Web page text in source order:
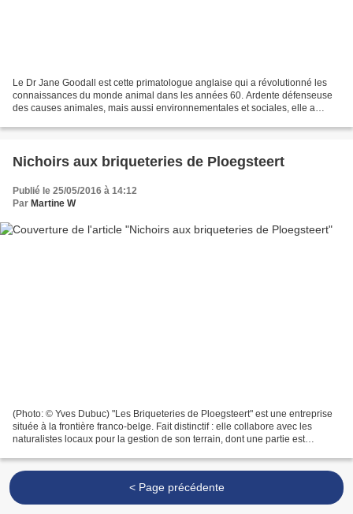
Le Dr Jane Goodall est cette primatologue anglaise qui a révolutionné les
connaissances du monde animal dans les années 60. Ardente défenseuse
des causes animales, mais aussi environnementales et sociales, elle a
Nichoirs aux briqueteries de Ploegsteert
Publié le 25/05/2016 à 14:12
Par Martine W
(Photo: © Yves Dubuc) "Les Briqueteries de Ploegsteert" est une entreprise
située à la frontière franco-belge. Fait distinctif : elle collabore avec les
naturalistes locaux pour la gestion de son terrain, dont une partie est
< Page précédente